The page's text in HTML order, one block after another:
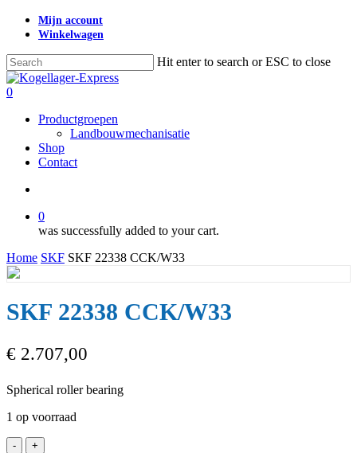
Skip
content
Mijn account
Winkelwagen
Hit enter to search or ESC to close
Close
Search
search
0
Productgroepen
Landbouwmechanisatie
Shop
Contact
0
was successfully added to your cart.
Home SKF SKF 22338 CCK/W33
SKF 22338 CCK/W33
€ 2.707,00
Spherical roller bearing
1 op voorraad
SKF